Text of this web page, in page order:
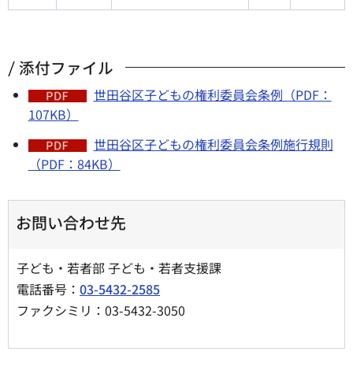
添付ファイル
世田谷区子どもの権利委員会条例（PDF：
107KB）
世田谷区子どもの権利委員会条例施行規則
（PDF：84KB）
お問い合わせ先
子ども・若者部 子ども・若者支援課
電話番号： 03-5432-2585
ファクシミリ：03-5432-3050